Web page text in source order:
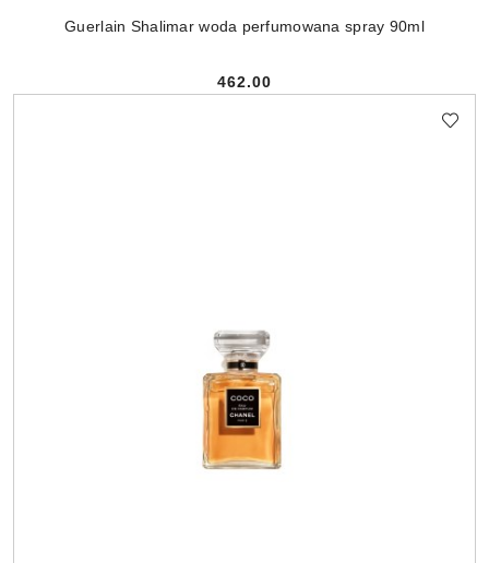
Guerlain Shalimar woda perfumowana spray 90ml
Cena:
462.00